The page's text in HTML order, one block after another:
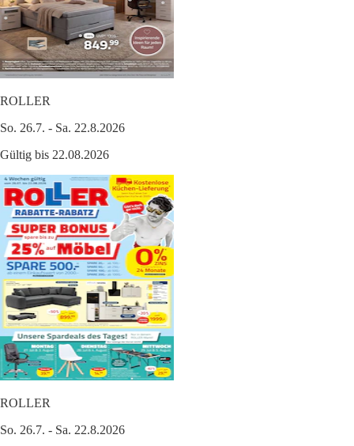
ROLLER
So. 26.7. - Sa. 22.8.2026
Gültig bis 22.08.2026
ROLLER
So. 26.7. - Sa. 22.8.2026